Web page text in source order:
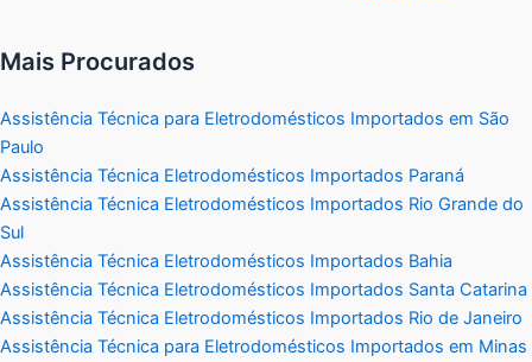
Mais Procurados
Assistência Técnica para Eletrodomésticos Importados em São
Paulo
Assistência Técnica Eletrodomésticos Importados Paraná
Assistência Técnica Eletrodomésticos Importados Rio Grande do
Sul
Assistência Técnica Eletrodomésticos Importados Bahia
Assistência Técnica Eletrodomésticos Importados Santa Catarina
Assistência Técnica Eletrodomésticos Importados Rio de Janeiro
Assistência Técnica para Eletrodomésticos Importados em Minas